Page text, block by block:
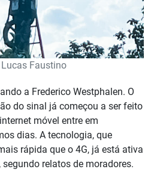
Faustino
a Frederico Westphalen. O
do sinal já começou a ser feito
móvel entre em
dias. A tecnologia, que
rápida que o 4G, já está ativa
relatos de moradores.